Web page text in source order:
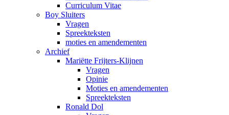
Curriculum Vitae
Boy Sluiters
Vragen
Spreekteksten
moties en amendementen
Archief
Mariëtte Frijters-Klijnen
Vragen
Opinie
Moties en amendementen
Spreekteksten
Ronald Dol